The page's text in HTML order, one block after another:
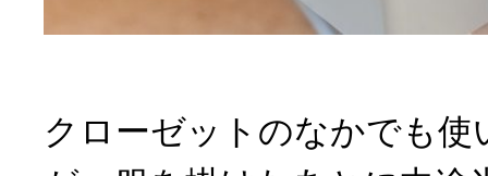
クローゼットのなかでも使